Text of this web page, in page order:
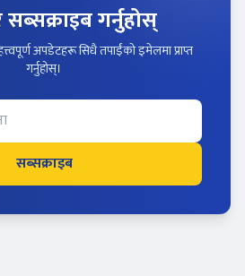
गर्नुहोस्
अपडेटहरू सिधै तपाईंको इमेलमा प्राप्त
गर्नुहोस्।
सब्सक्राइब